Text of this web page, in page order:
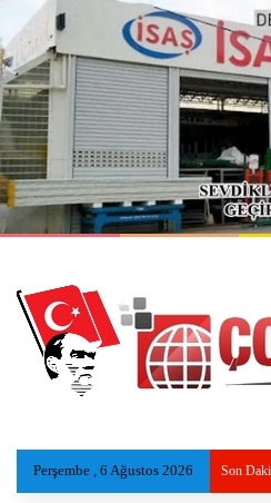
Perşembe , 6 Ağustos 2026 Son